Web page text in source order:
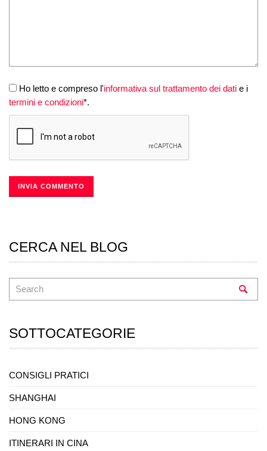
Ho letto e compreso l'informativa sul trattamento dei dati e i
termini e condizioni*.
CERCA NEL BLOG
SOTTOCATEGORIE
CONSIGLI PRATICI
SHANGHAI
HONG KONG
ITINERARI IN CINA